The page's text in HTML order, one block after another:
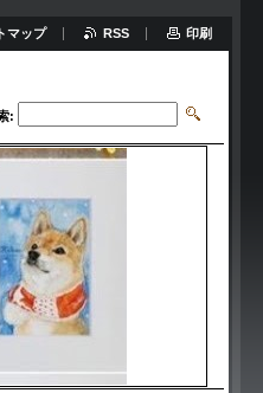
:
マップ RSS 印刷